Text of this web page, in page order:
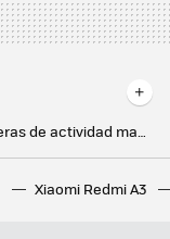
Xiaomi Smart Band 9, la reina de las pulseras de actividad mantiene el trono con el doble de brillo y más batería
Los próximos Galaxy Watch podrían ofrecer una autonomía brutal muy pronto. El secreto está en las nuevas baterías de estado sólido
Una jardinera ganó más de un millón de euros por el fallo de una web de juegos. Le dijeron que solo le pagarían 20.000, y ha ganado el juicio
Xiaomi Redmi A3